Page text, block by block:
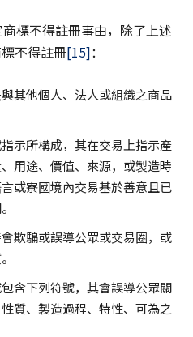
標不得註冊事由，除了上述
不得註冊[15]：
其他個人、法人或組織之商品
示所構成，其在交易上指示產
用途、價值、來源，或製造時
或寮國境內交易基於善意且已
欺騙或誤導公眾或交易圈，或
含下列符號，其會誤導公眾關
質、製造過程、特性、可為之